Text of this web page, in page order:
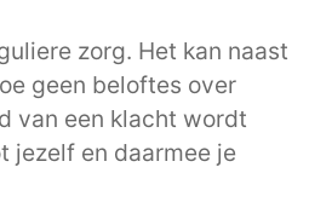
zorg. Het kan naast
geen beloftes over
van een klacht wordt
jezelf en daarmee je